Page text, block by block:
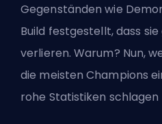
Gegenständen wie
Build festgestellt, dass sie
verlieren. Warum? Nun,
die meisten Champions
rohe Statistiken schlagen